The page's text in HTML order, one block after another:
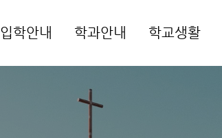
입학안내 학과안내 학교생활